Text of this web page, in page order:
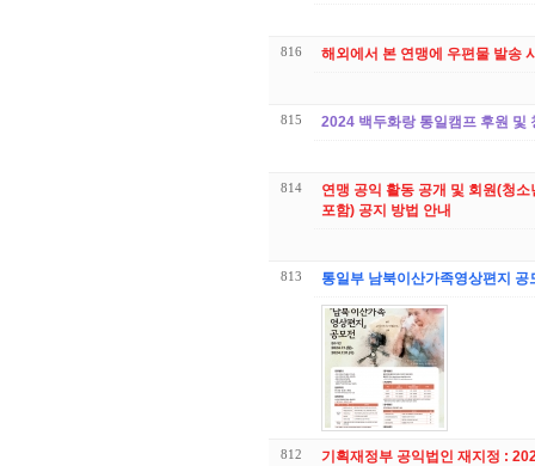
816 해외에서 본 연맹에 우편물 발송
815 2024 백두화랑 통일캠프 후원 및
814
연맹 공익 활동 공개 및 회원(청
포함) 공지 방법 안내
813 통일부 남북이산가족영상편지 공
812
기획재정부 공익법인 재지정 :